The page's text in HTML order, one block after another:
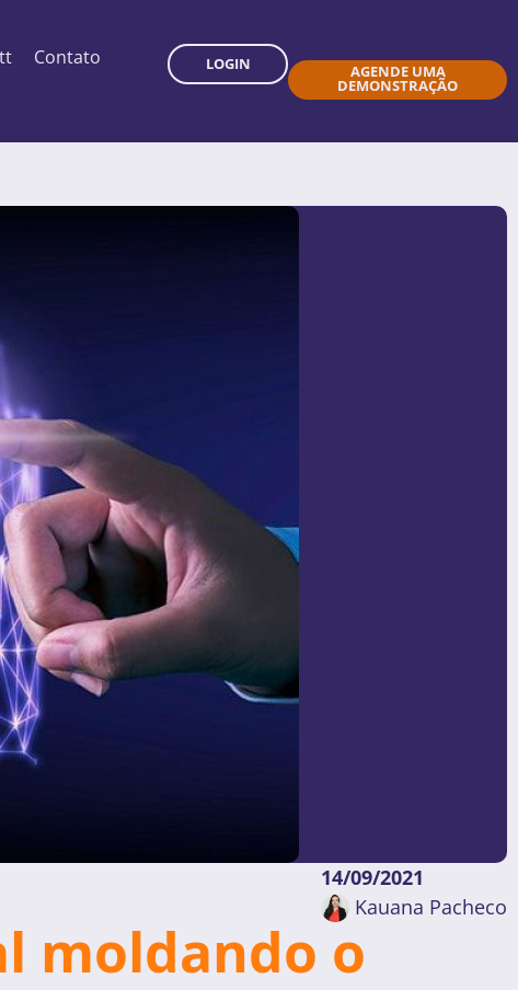
Contato LOGIN AGENDE UMA
DEMONSTRAÇÃO
14/09/2021
Kauana Pacheco
moldando o